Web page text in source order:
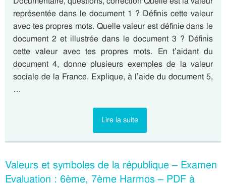
représentée dans le document 1 ? Définis cette valeur
avec tes propres mots. Quelle valeur est définie dans le
document 2 et illustrée dans le document 3 ? Définis
cette valeur avec tes propres mots. En t’aidant du
document 4, donne plusieurs exemples de la valeur
sociale de la France. Explique, à l’aide du document 5,
…
Lire la suite
Valeurs et symboles de la république – Examen
Evaluation : 6ème, 7ème Harmos – PDF à